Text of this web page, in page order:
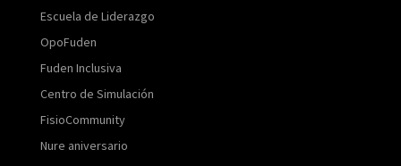
Escuela de Liderazgo
OpoFuden
Fuden Inclusiva
Centro de Simulación
FisioCommunity
Nure aniversario